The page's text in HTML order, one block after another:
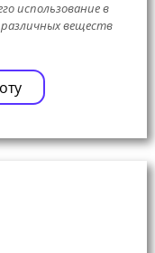
использование в
веществ